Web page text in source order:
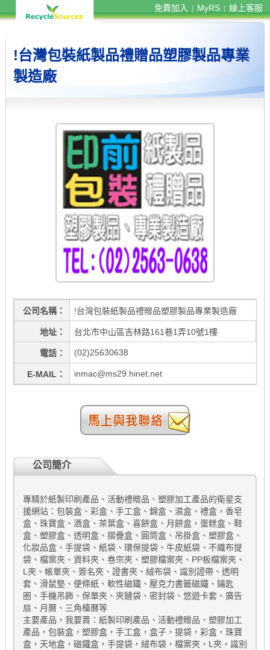
免費加入 MyRS 線上客服
!台灣包裝紙製品禮贈品塑膠製品專業
製造廠
公司名稱 !台灣包裝紙製品禮贈品塑膠製品專業製造廠
地址 台北市中山區吉林路161巷1弄10號1樓
電話 (02)25630638
E-MAIL inmac@ms29.hinet.net
公司簡介
專精於紙製印刷產品、活動禮贈品、塑膠加工產品的衛星支
援網站：包裝盒、彩盒、手工盒、錦盒、濕盒、禮盒，香皂
盒、珠寶盒、酒盒、茶葉盒、喜餅盒、月餅盒，蛋糕盒、鞋
盒、塑膠盒、透明盒、摺疊盒、圓筒盒、吊掛盒、塑膠盒、
化妝品盒、手提袋、紙袋、環保提袋、牛皮紙袋、不織布提
袋、檔案夾、資料夾、卷宗夾、塑膠檔案夾、PP板檔案夾、
L夾、帳單夾、簽名夾、證書夾、絨布袋、識別證帶、透明
套、滑鼠墊、便條紙、軟性磁鐵、壓克力書籤磁鐵、鑰匙
圈、手機吊飾、保單夾、夾鏈袋、密封袋、悠遊卡套、廣告
扇、月曆、三角檯曆等
主要產品，我要賣：紙製印刷產品、活動禮贈品、塑膠加工
產品，包裝盒，塑膠盒，手工盒，盒子，提袋，彩盒，珠寶
盒，天地盒，磁鐵盒，手提袋，絨布袋，檔案夾，L夾，識別